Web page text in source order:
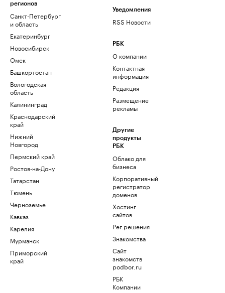
регионов
Санкт-Петербург
и область
Екатеринбург
Новосибирск
Омск
Башкортостан
Вологодская
область
Калининград
Краснодарский
край
Нижний
Новгород
Пермский край
Ростов-на-Дону
Татарстан
Тюмень
Черноземье
Кавказ
Карелия
Мурманск
Приморский
край
Уведомления
RSS Новости
РБК
О компании
Контактная
информация
Редакция
Размещение
рекламы
Другие
продукты
РБК
Облако для
бизнеса
Корпоративный
регистратор
доменов
Хостинг
сайтов
Рег.решения
Знакомства
Сайт
знакомств
podbor.ru
РБК
Компании